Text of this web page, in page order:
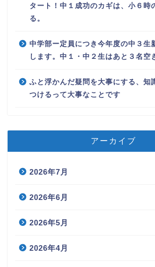
タート！中１成功のカギは、小６時
る。
中学部ー定員につき今年度の中３生
します。中１・中２生はあと３名空
ふと浮かんだ疑問を大事にする、知
つけるって大事なことです
アーカイブ
2026年7月
2026年6月
2026年5月
2026年4月